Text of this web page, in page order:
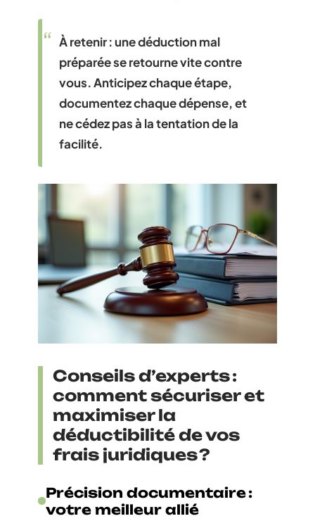
À retenir :une déduction mal
préparée se retourne vite contre
vous. Anticipez chaque étape,
documentez chaque dépense, et
ne cédez pas à la tentation de la
facilité.
Conseils d’experts :
comment sécuriser et
maximiser la
déductibilité de vos
frais juridiques ?
Précision documentaire :
votre meilleur allié